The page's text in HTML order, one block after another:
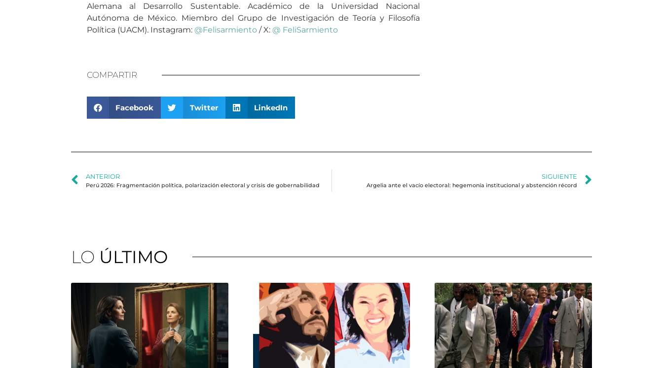
Alemana al Desarrollo Sustentable. Académico de la Universidad Nacional
Autónoma de México. Miembro del Grupo de Investigación de Teoría y Filosofía
Política (UACM). Instagram: @Felisarmiento / X: @ FeliSarmiento
COMPARTIR
Facebook Twitter LinkedIn
ANTERIOR
Perú 2026: Fragmentación política, polarización electoral y crisis de gobernabilidad
SIGUIENTE
Argelia ante el vacío electoral: hegemonía institucional y abstención récord
LO ÚLTIMO